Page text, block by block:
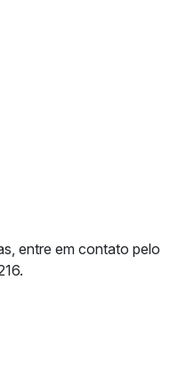
entre em contato pelo